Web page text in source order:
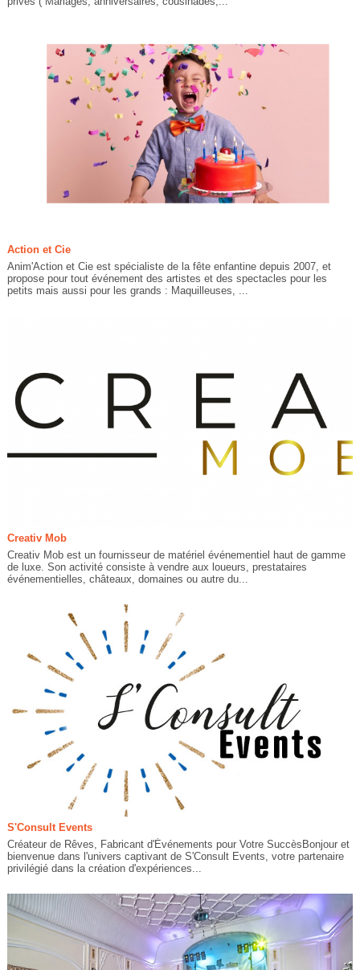
Action et Cie
Anim'Action et Cie est spécialiste de la fête enfantine depuis 2007, et
propose pour tout événement des artistes et des spectacles pour les
petits mais aussi pour les grands : Maquilleuses, ...
Creativ Mob
Creativ Mob est un fournisseur de matériel événementiel haut de gamme
de luxe. Son activité consiste à vendre aux loueurs, prestataires
événementielles, châteaux, domaines ou autre du...
S'Consult Events
Créateur de Rêves, Fabricant d'Événements pour Votre SuccèsBonjour et
bienvenue dans l'univers captivant de S'Consult Events, votre partenaire
privilégié dans la création d'expériences...